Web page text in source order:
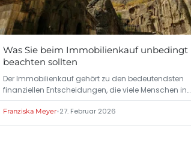
Was Sie beim Immobilienkauf unbedingt
beachten sollten
Der Immobilienkauf gehört zu den bedeutendsten
finanziellen Entscheidungen, die viele Menschen in…
Franziska Meyer•27. Februar 2026